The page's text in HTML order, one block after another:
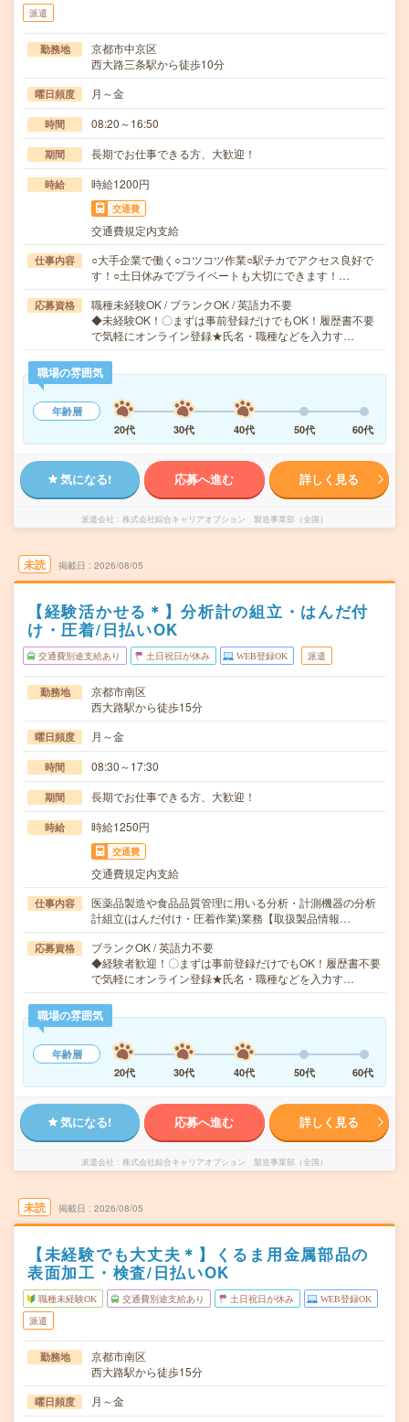
派遣
勤務地
京都市中京区
西大路三条駅から徒歩10分
曜日頻度 月～金
時間 08:20～16:50
期間 長期でお仕事できる方、大歓迎！
時給 時給1200円
交通費
交通費規定内支給
仕事内容
○大手企業で働く○コツコツ作業○駅チカでアクセス良好で
す！○土日休みでプライベートも大切にできます！…
応募資格
職種未経験OK / ブランクOK / 英語力不要
◆未経験OK！〇まずは事前登録だけでもOK！履歴書不要
で気軽にオンライン登録★氏名・職種などを入力す…
職場の雰囲気
年齢層
20代
30代 40代 50代 60代
気になる! 応募へ進む 詳しく見る
派遣会社 株式会社綜合キャリアオプション 製造事業部（全国）
未読 掲載日 2026/08/05
【経験活かせる＊】分析計の組立・はんだ付
け・圧着/日払いOK
交通費別途支給あり 土日祝日が休み WEB登録OK 派遣
勤務地
京都市南区
西大路駅から徒歩15分
曜日頻度 月～金
時間 08:30～17:30
期間 長期でお仕事できる方、大歓迎！
時給 時給1250円
交通費
交通費規定内支給
仕事内容
医薬品製造や食品品質管理に用いる分析・計測機器の分析
計組立(はんだ付け・圧着作業)業務【取扱製品情報…
応募資格
ブランクOK / 英語力不要
◆経験者歓迎！〇まずは事前登録だけでもOK！履歴書不要
で気軽にオンライン登録★氏名・職種などを入力す…
職場の雰囲気
年齢層
20代
30代 40代 50代 60代
気になる! 応募へ進む 詳しく見る
派遣会社 株式会社綜合キャリアオプション 製造事業部（全国）
未読 掲載日 2026/08/05
【未経験でも大丈夫＊】くるま用金属部品の
表面加工・検査/日払いOK
職種未経験OK 交通費別途支給あり 土日祝日が休み WEB登録OK
派遣
勤務地
京都市南区
西大路駅から徒歩15分
曜日頻度 月～金